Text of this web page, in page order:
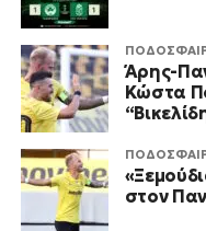
Άρης-
Κώστα
στον